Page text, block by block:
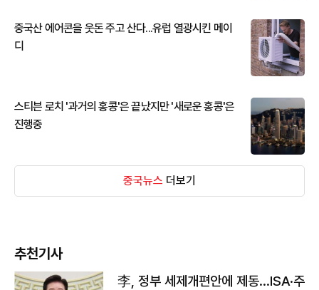
중국산 에어콘을 웃돈 주고 산다...유럽 열광시킨 메이
디
스티븐 로치 '과거의 홍콩'은 끝났지만 '새로운 홍콩'은
진행중
중국뉴스 더보기
추천기사
李, 정부 세제개편안에 제동…ISA·주